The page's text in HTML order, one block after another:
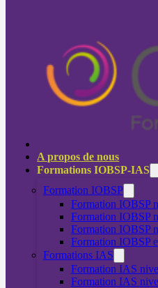
A propos de nous
Formations IOBSP-IAS
Formation IOBSP
Formation IOBSP
Formation IOBSP
Formation IOBSP
Formation IOBSP
Formations IAS
Formation IAS
Formation IAS